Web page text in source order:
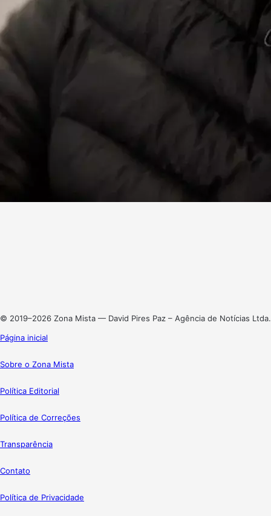
© 2019–2026 Zona Mista — David Pires Paz – Agência de Notícias Ltda.
Página inicial
Sobre o Zona Mista
Política Editorial
Política de Correções
Transparência
Contato
Política de Privacidade